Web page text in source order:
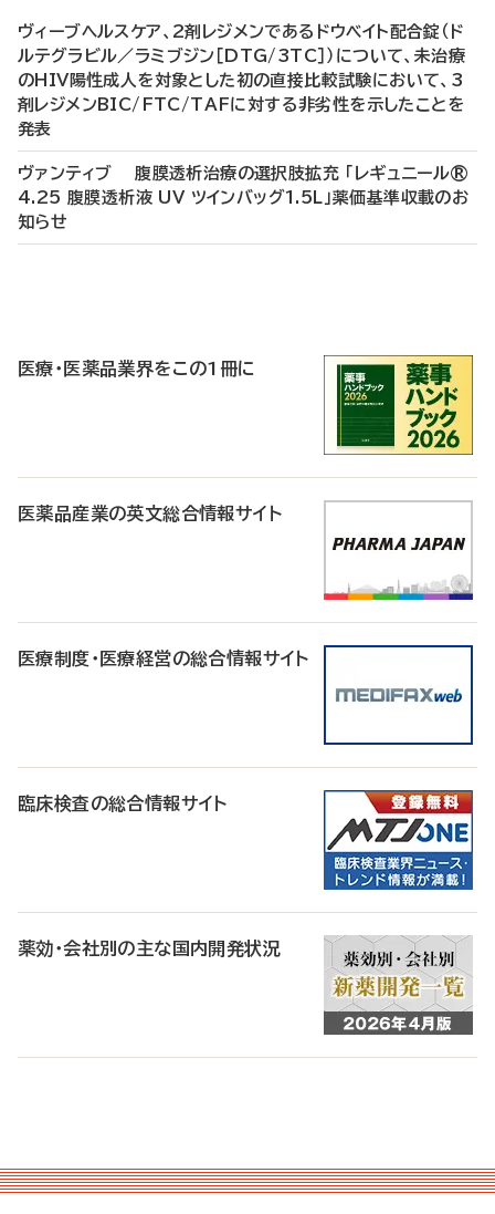
ヴィーブヘルスケア、2剤レジメンであるドウベイト配合錠（ド
ルテグラビル／ラミブジン［DTG/3TC］）について、未治療
のHIV陽性成人を対象とした初の直接比較試験において、3
剤レジメンBIC/FTC/TAFに対する非劣性を示したことを
発表
ヴァンティブ 腹膜透析治療の選択肢拡充 「レギュニール®
4.25 腹膜透析液 UV ツインバッグ1.5L」薬価基準収載のお
知らせ
医療・医薬品業界をこの1冊に
医薬品産業の英文総合情報サイト
医療制度・医療経営の総合情報サイト
臨床検査の総合情報サイト
薬効・会社別の主な国内開発状況